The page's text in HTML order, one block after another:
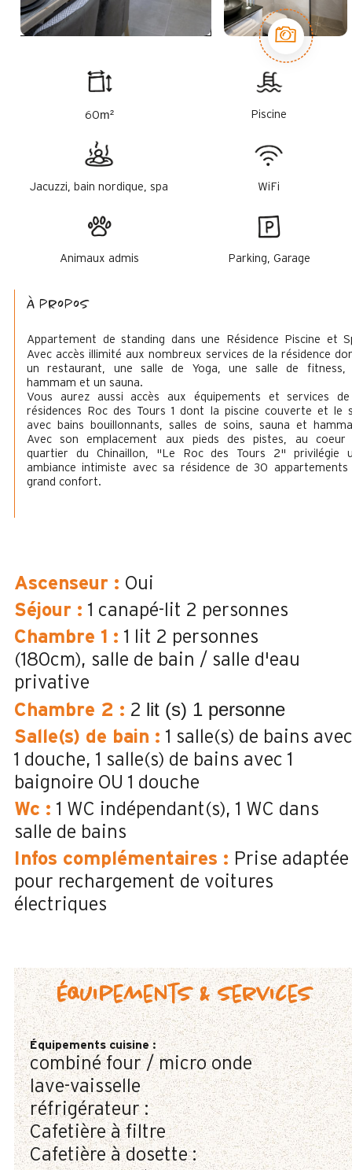
60m² Piscine
Jacuzzi, bain nordique, spa WiFi
Animaux admis Parking, Garage
à propos
Appartement de standing dans une Résidence Piscine et
Avec accès illimité aux nombreux services de la résidence
un restaurant, une salle de Yoga, une salle de fitness,
hammam et un sauna.
Vous aurez aussi accès aux équipements et services
résidences Roc des Tours 1 dont la piscine couverte et le
avec bains bouillonnants, salles de soins, sauna et
Avec son emplacement aux pieds des pistes, au coeur
quartier du Chinaillon, "Le Roc des Tours 2" privilégie
ambiance intimiste avec sa résidence de 30 appartements
grand confort.
Ascenseur : Oui
Séjour : 1 canapé-lit 2 personnes
Chambre 1 : 1 lit 2 personnes
(180cm)
salle de bain / salle d'eau
privative
Chambre 2 : 2 lit (s) 1 personne
Salle(s) de bain : 1 salle(s) de bains avec
1 douche 1 salle(s) de bains avec 1
baignoire OU 1 douche
Wc : 1 WC indépendant(s) 1 WC dans
salle de bains
Infos complémentaires : Prise adaptée
pour rechargement de voitures
électriques
Équipements & services
Équipements cuisine:
combiné four / micro onde
lave-vaisselle
réfrigérateur :
Cafetière à filtre
Cafetière à dosette :